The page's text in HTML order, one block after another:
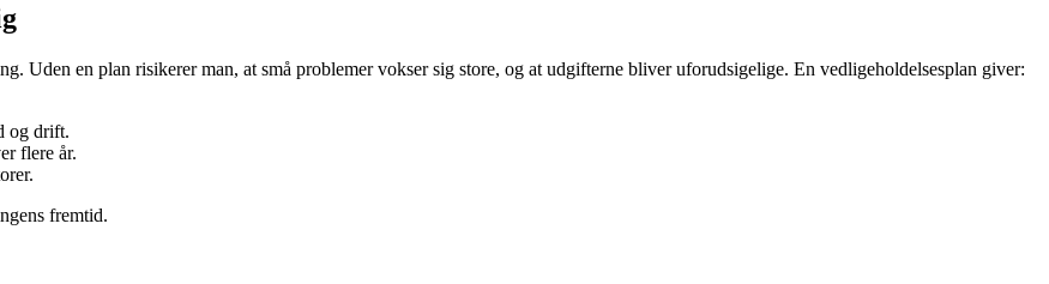
Uden en plan risikerer man, at små problemer vokser sig store, og at udgifterne bliver uforudsigelige. En vedligeholdelsesplan giver:
og drift.
flere år.
fremtid.